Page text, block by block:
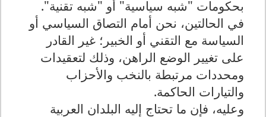
بحكومات "شبه سياسية" أو "شبه تقنية".
في الحالتين، نحن أمام التصاق السياسي أو
السياسة مع التقني أو الخبير؛ غير القادر
على تغيير الوضع الراهن، وذلك لتعقيدات
ومحددات مرتبطة بالنخب والأحزاب
والتيارات الحاكمة.
وعليه، فإن ما تحتاج إليه البلدان العربية